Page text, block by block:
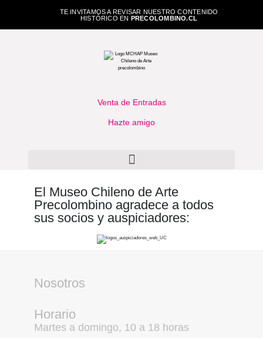
TE INVITAMOS A REVISAR NUESTRO CONTENIDO
HISTÓRICO EN PRECOLOMBINO.CL
Venta de Entradas
Hazte amigo
El Museo Chileno de Arte
Precolombino agradece a todos
sus socios y auspiciadores:
Nosotros
Horario
Martes a domingo, 10 a 18 horas